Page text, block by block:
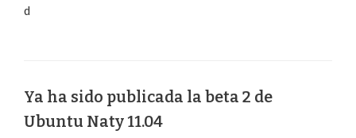
d
Ya ha sido publicada la beta 2 de
Ubuntu Naty 11.04